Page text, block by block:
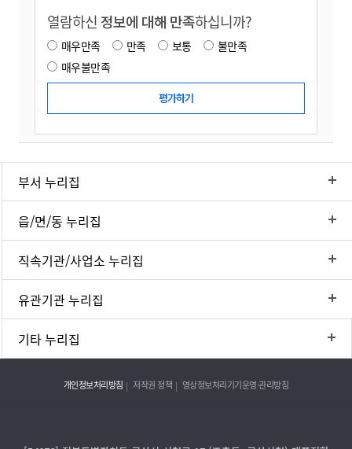
열람하신 정보에 대해 만족하십니까?
매우만족 만족 보통
불만족
매우불만족
부서 누리집
읍/면/동 누리집
직속기관/사업소 누리집
유관기관 누리집
기타 누리집
개인정보처리방침 저작권 정책 영상정보처리기기운영·관리방침